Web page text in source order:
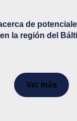
de
la región del
Ver más